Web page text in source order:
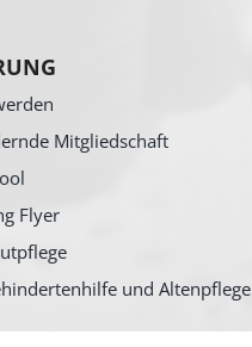
Mitgliedschaft
Flyer
und Altenpflege